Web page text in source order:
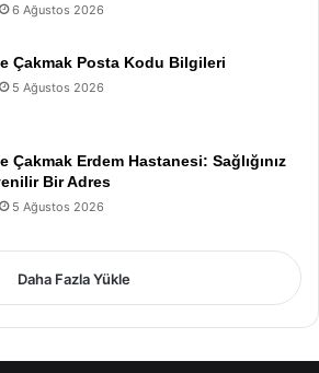
6 Ağustos 2026
Çakmak Posta Kodu Bilgileri
5 Ağustos 2026
Çakmak Erdem Hastanesi: Sağlığınız
Bir Adres
5 Ağustos 2026
Daha Fazla Yükle